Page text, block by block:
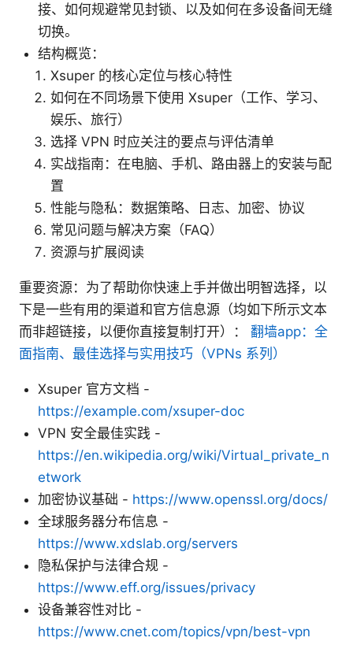
接、如何规避常见封锁、以及如何在多设备间无缝
切换。
结构概览：
Xsuper 的核心定位与核心特性
如何在不同场景下使用 Xsuper（工作、学习、
娱乐、旅行）
选择 VPN 时应关注的要点与评估清单
实战指南：在电脑、手机、路由器上的安装与配
置
性能与隐私：数据策略、日志、加密、协议
常见问题与解决方案（FAQ）
资源与扩展阅读
重要资源：为了帮助你快速上手并做出明智选择，以
下是一些有用的渠道和官方信息源（均如下所示文本
而非超链接，以便你直接复制打开）： 翻墙app：全
面指南、最佳选择与实用技巧（VPNs 系列）
Xsuper 官方文档 -
https://example.com/xsuper-doc
VPN 安全最佳实践 -
https://en.wikipedia.org/wiki/Virtual_private_n
etwork
加密协议基础 - https://www.openssl.org/docs/
全球服务器分布信息 -
https://www.xdslab.org/servers
隐私保护与法律合规 -
https://www.eff.org/issues/privacy
设备兼容性对比 -
https://www.cnet.com/topics/vpn/best-vpn